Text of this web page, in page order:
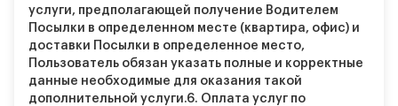
услуги, предполагающей получение Водителем
Посылки в определенном месте (квартира, офис) и
доставки Посылки в определенное место,
Пользователь обязан указать полные и корректные
данные необходимые для оказания такой
дополнительной услуги.6. Оплата услуг по